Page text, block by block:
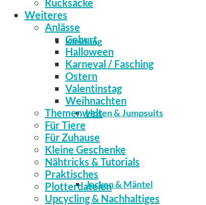
Kleidung
Hosen & Jumpsuits
Jacken & Mäntel
Rucksäcke
Weiteres
Anlässe
Geburt
Halloween
Karneval / Fasching
Ostern
Valentinstag
Weihnachten
Themenwelt
Für Tiere
Für Zuhause
Kleine Geschenke
Nähtricks & Tutorials
Praktisches
Plotterdateien
Upcycling & Nachhaltiges